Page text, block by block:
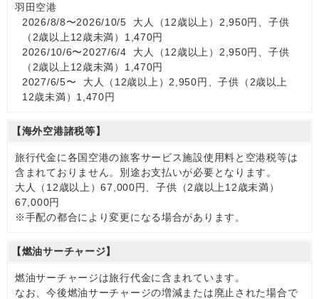
羽田空港
2026/8/8〜2026/10/5 大人（12歳以上）2,950円、子供
（2歳以上12歳未満）1,470円
2026/10/6〜2027/6/4 大人（12歳以上）2,950円、子供
（2歳以上12歳未満）1,470円
2027/6/5〜 大人（12歳以上）2,950円、子供（2歳以上
12歳未満）1,470円
【海外空港諸税等】
旅行代金に各国空港の旅客サービス施設使用料と空港税等は
含まれておりません。別途お支払いが必要となります。
大人（12歳以上）67,000円、子供（2歳以上12歳未満）
67,000円
※手配の都合により変更になる場合があります。
【燃油サーチャージ】
燃油サーチャージは旅行代金に含まれています。
なお、今後燃油サーチャージの増減または廃止された場合で